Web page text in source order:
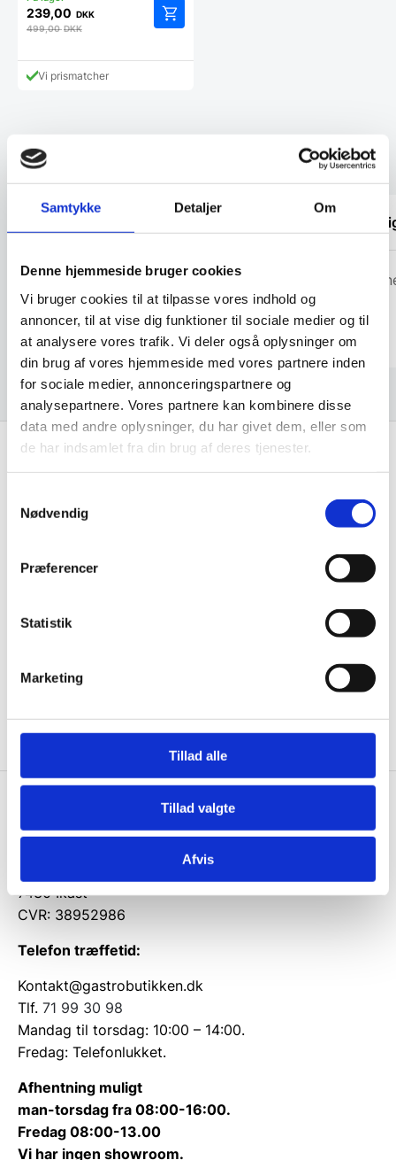
Samtykke Detaljer Om
Denne hjemmeside bruger cookies
Vi bruger cookies til at tilpasse vores indhold og
annoncer, til at vise dig funktioner til sociale medier og til
at analysere vores trafik. Vi deler også oplysninger om
din brug af vores hjemmeside med vores partnere inden
for sociale medier, annonceringspartnere og
analysepartnere. Vores partnere kan kombinere disse
data med andre oplysninger, du har givet dem, eller som
de har indsamlet fra din brug af deres tjenester.
Nødvendig
Præferencer
Statistik
Marketing
Tillad alle
Tillad valgte
Afvis
239,00 DKK
499,00DKK
Vi prismatcher
Kundetilfredshed
Michael
Få de bedste tilbud først!
Husk at tilmelde dig vores nyhedsbrev og vær først
til de bedste tilbud. Og bare rolig, vi spammer dig
ikke, men sender kun relevante tilbud og
7430 Ikast
CVR: 38952986
Telefon træffetid:
Kontakt@gastrobutikken.dk
Tlf. 71 99 30 98
Mandag til torsdag: 10:00 – 14:00.
Fredag: Telefonlukket.
Afhentning muligt
man-torsdag fra 08:00-16:00.
Fredag 08:00-13.00
Vi har ingen showroom.